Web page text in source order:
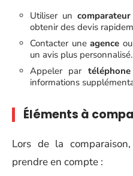
Utiliser un
obtenir des devis
Contacter une agence
un avis plus personnalisé.
Appeler par téléphone
informations
Éléments à
Lors de la
prendre en compte :